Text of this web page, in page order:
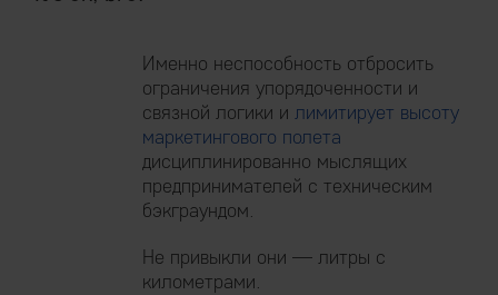
Именно неспособность отбросить
ограничения упорядоченности и
связной логики и лимитирует высоту
маркетингового полета
дисциплинированно мыслящих
предпринимателей с техническим
бэкграундом.
Не привыкли они — литры с
километрами.